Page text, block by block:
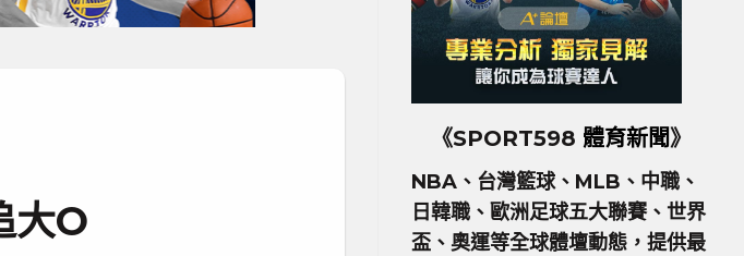
大O
《SPORT598 體育新聞》
NBA、台灣籃球、MLB、中職、
日韓職、歐洲足球五大聯賽、世界
盃、奧運等全球體壇動態，提供最